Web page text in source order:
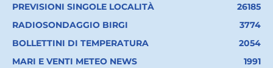
PREVISIONI SINGOLE LOCALITÀ
26185
RADIOSONDAGGIO BIRGI
3774
BOLLETTINI DI TEMPERATURA
2054
MARI E VENTI METEO NEWS
1991